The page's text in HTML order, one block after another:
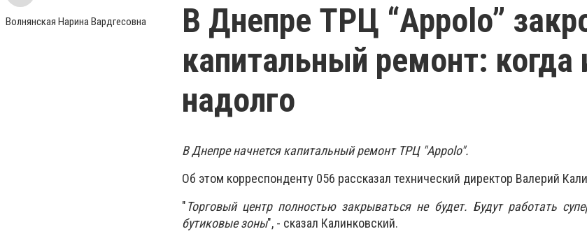
Волнянская Нарина Вардгесовна
В Днепре ТРЦ “Appolo”
капитальный ремонт: когда
надолго
В Днепре начнется капитальный ремонт ТРЦ "Appolo".
Об этом корреспонденту 056 рассказал технический директор Валерий
"Торговый центр полностью закрываться не будет. Будут работать
бутиковые зоны", - сказал Калинковский.